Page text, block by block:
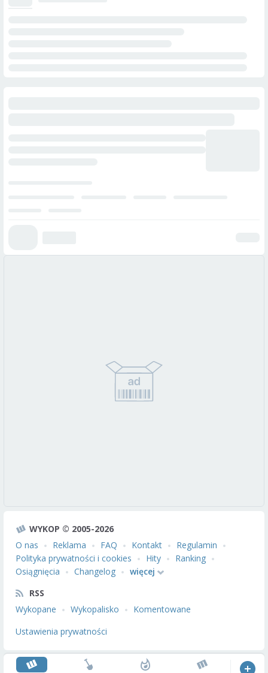
WYKOP © 2005-2026
O nas
Reklama FAQ Kontakt
Regulamin
Polityka prywatności i cookies
Hity
Ranking
Osiągnięcia
Changelog
więcej
RSS
Wykopane
Wykopalisko
Komentowane
Ustawienia prywatności